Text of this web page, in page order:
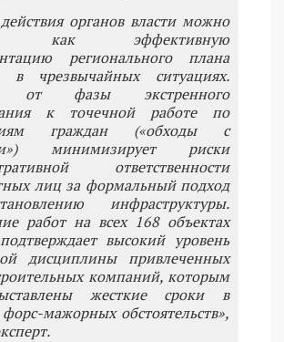
органов власти можно
как эффективную
регионального плана
в чрезвычайных ситуациях.
от фазы экстренного
к точечной работе по
граждан («обходы с
минимизирует риски
ответственности
лиц за формальный подход
инфраструктуры.
работ на всех 168 объектах
высокий уровень
дисциплины привлеченных
компаний, которым
жесткие сроки в
форс-мажорных обстоятельств»,